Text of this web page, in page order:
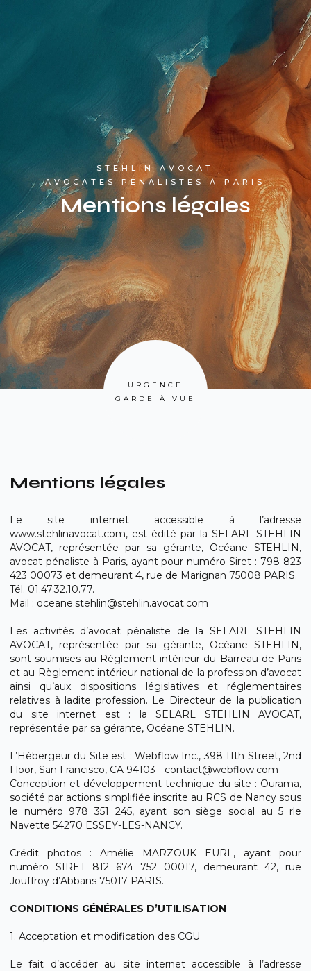
STEHLIN AVOCAT
AVOCATES PÉNALISTES À PARIS
Mentions légales
URGENCE
GARDE À VUE
Mentions légales
Le site internet accessible à l’adresse
www.stehlinavocat.com, est édité par la SELARL STEHLIN
AVOCAT, représentée par sa gérante, Océane STEHLIN,
avocat pénaliste à Paris, ayant pour numéro Siret : 798 823
423 00073 et demeurant 4, rue de Marignan 75008 PARIS.
Tél. 01.47.32.10.77.
Mail : oceane.stehlin@stehlin.avocat.com
Les activités d’avocat pénaliste de la SELARL STEHLIN
AVOCAT, représentée par sa gérante, Océane STEHLIN,
sont soumises au Règlement intérieur du Barreau de Paris
et au Règlement intérieur national de la profession d’avocat
ainsi qu’aux dispositions législatives et réglementaires
relatives à ladite profession. Le Directeur de la publication
du site internet est : la SELARL STEHLIN AVOCAT,
représentée par sa gérante, Océane STEHLIN.
L’Hébergeur du Site est : Webflow Inc., 398 11th Street, 2nd
Floor, San Francisco, CA 94103 - contact@webflow.com
Conception et développement technique du site : Ourama,
société par actions simplifiée inscrite au RCS de Nancy sous
le numéro 978 351 245, ayant son siège social au 5 rle
Navette 54270 ESSEY-LES-NANCY.
Crédit photos : Amélie MARZOUK EURL, ayant pour
numéro SIRET 812 674 752 00017, demeurant 42, rue
Jouffroy d’Abbans 75017 PARIS.
CONDITIONS GÉNÉRALES D’UTILISATION
1. Acceptation et modification des CGU
Le fait d’accéder au site internet accessible à l’adresse